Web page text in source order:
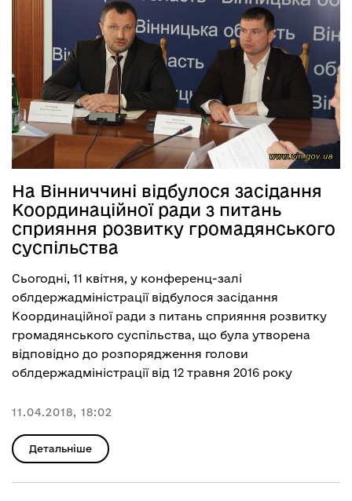
На Вінниччині відбулося засідання
Координаційної ради з питань
сприяння розвитку громадянського
суспільства
Сьогодні, 11 квітня, у конференц-залі
облдержадміністрації відбулося засідання
Координаційної ради з питань сприяння розвитку
громадянського суспільства, що була утворена
відповідно до розпорядження голови
облдержадміністрації від 12 травня 2016 року
11.04.2018, 18:02
Детальніше